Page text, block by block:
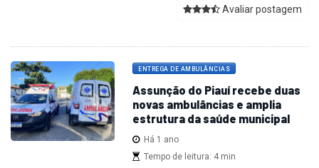
Avaliar postagem
ENTREGA DE AMBULÂNCIAS
Assunção do Piauí recebe duas
novas ambulâncias e amplia
estrutura da saúde municipal
Há 1 ano
Tempo de leitura: 4 min